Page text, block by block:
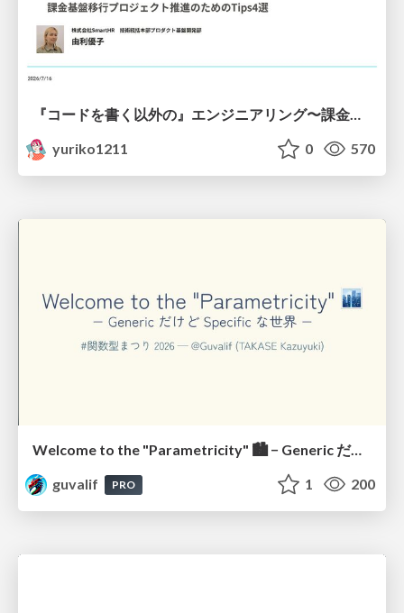
yuriko1211
0 570
Welcome to the "Parametricity" 🏙️ − Generic だけど Specific な世界 −
guvalif
PRO 1 200